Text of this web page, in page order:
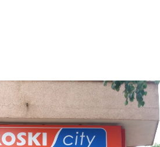
invertir
MÁS
con
tu Marca